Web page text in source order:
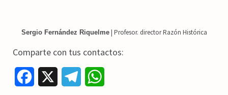
Sergio Fernández Riquelme| Profesor. director Razón Histórica
Comparte con tus contactos: